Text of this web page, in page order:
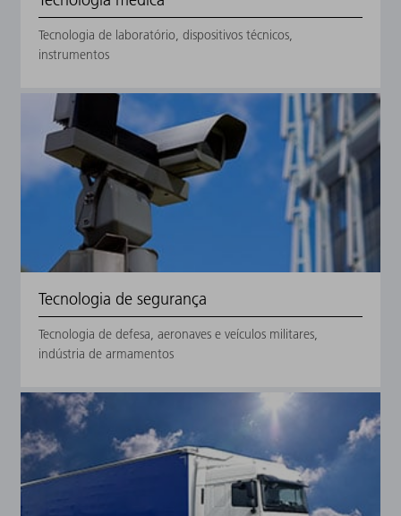
Tecnologia de laboratório, dispositivos técnicos,
instrumentos
Tecnologia de segurança
Tecnologia de defesa, aeronaves e veículos militares,
indústria de armamentos